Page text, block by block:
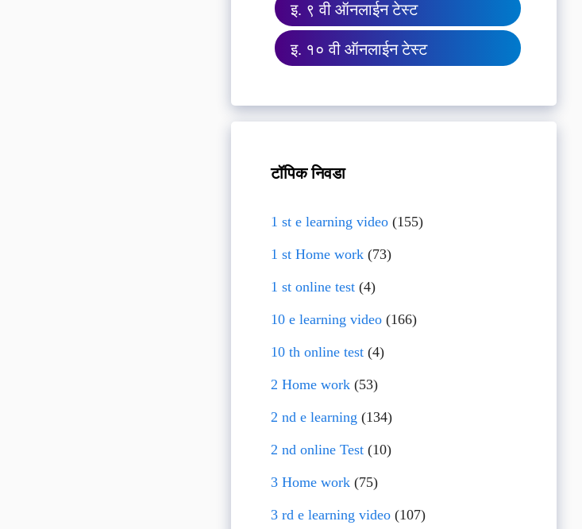
इ. ९ वी ऑनलाईन टेस्ट
इ. १० वी ऑनलाईन टेस्ट
टॉपिक निवडा
1 st e learning video(155)
1 st Home work(73)
1 st online test(4)
10 e learning video(166)
10 th online test(4)
2 Home work(53)
2 nd e learning (134)
2 nd online Test(10)
3 Home work(75)
3 rd e learning video(107)